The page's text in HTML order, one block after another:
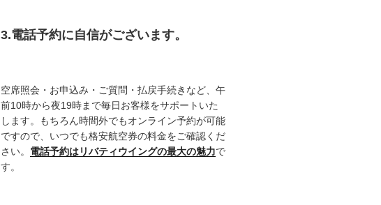
3.電話予約に自信がございます。
空席照会・お申込み・ご質問・払戻手続きなど、午
前10時から夜19時まで毎日お客様をサポートいた
します。もちろん時間外でもオンライン予約が可能
ですので、いつでも格安航空券の料金をご確認くだ
さい。 電話予約はリバティウイングの最大の魅力で
す。